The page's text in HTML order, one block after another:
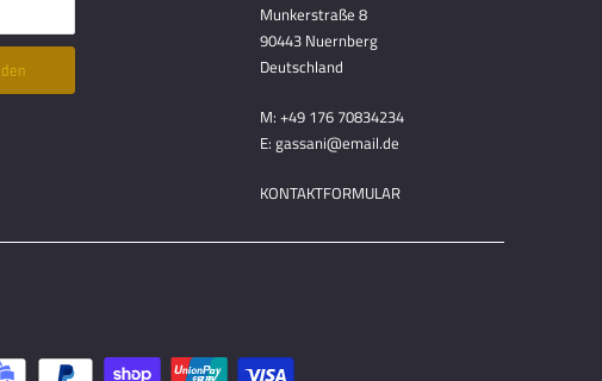
Munkerstraße 8
90443 Nuernberg
Deutschland
M: +49 176 70834234
E: gassani@email.de
KONTAKTFORMULAR